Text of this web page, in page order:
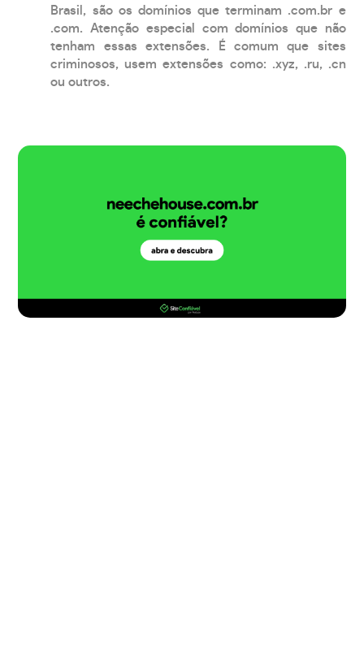
Brasil, são os domínios que terminam .com.br e
.com. Atenção especial com domínios que não
tenham essas extensões. É comum que sites
criminosos, usem extensões como: .xyz, .ru, .cn
ou outros.